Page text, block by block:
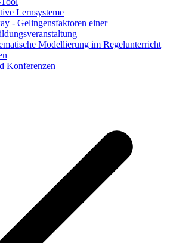
Lernsysteme
- Gelingensfaktoren einer
Modellierung im Regelunterricht
Konferenzen